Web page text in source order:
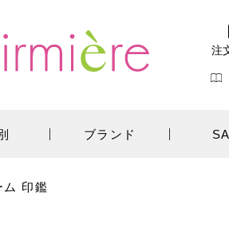
注
ブランド
ム 印鑑